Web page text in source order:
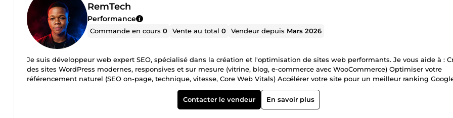
RemTech
Performance
Commande en cours0 Vente au total0 Vendeur depuis Mars 2026
Je suis développeur web expert SEO, spécialisé dans la création et l'optimisation de sites web performants. Je vous aide à : Créer
des sites WordPress modernes, responsives et sur mesure (vitrine, blog, e-commerce avec WooCommerce) Optimiser votre
référencement naturel (SEO on-page, technique, vitesse, Core Web Vitals) Accélérer votre site pour un meilleur ranking
une expérience utilisateur fluide Passionné par le digital, je livre des projets propres, sécurisés et prêts à scaler. Contactez-
pour transformer votre idée en site qui convertit vraiment !
Contacter le vendeur En savoir plus